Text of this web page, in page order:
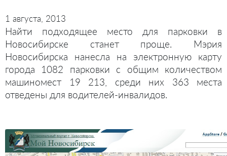
1 августа, 2013
Найти подходящее место для парковки в
Новосибирске станет проще. Мэрия
Новосибирска нанесла на электронную карту
города 1082 парковки с общим количеством
машиномест 19 213, среди них 363 места
отведены для водителей-инвалидов.